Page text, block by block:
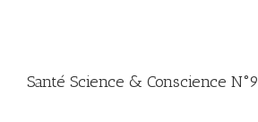
Santé Science & Conscience N°9